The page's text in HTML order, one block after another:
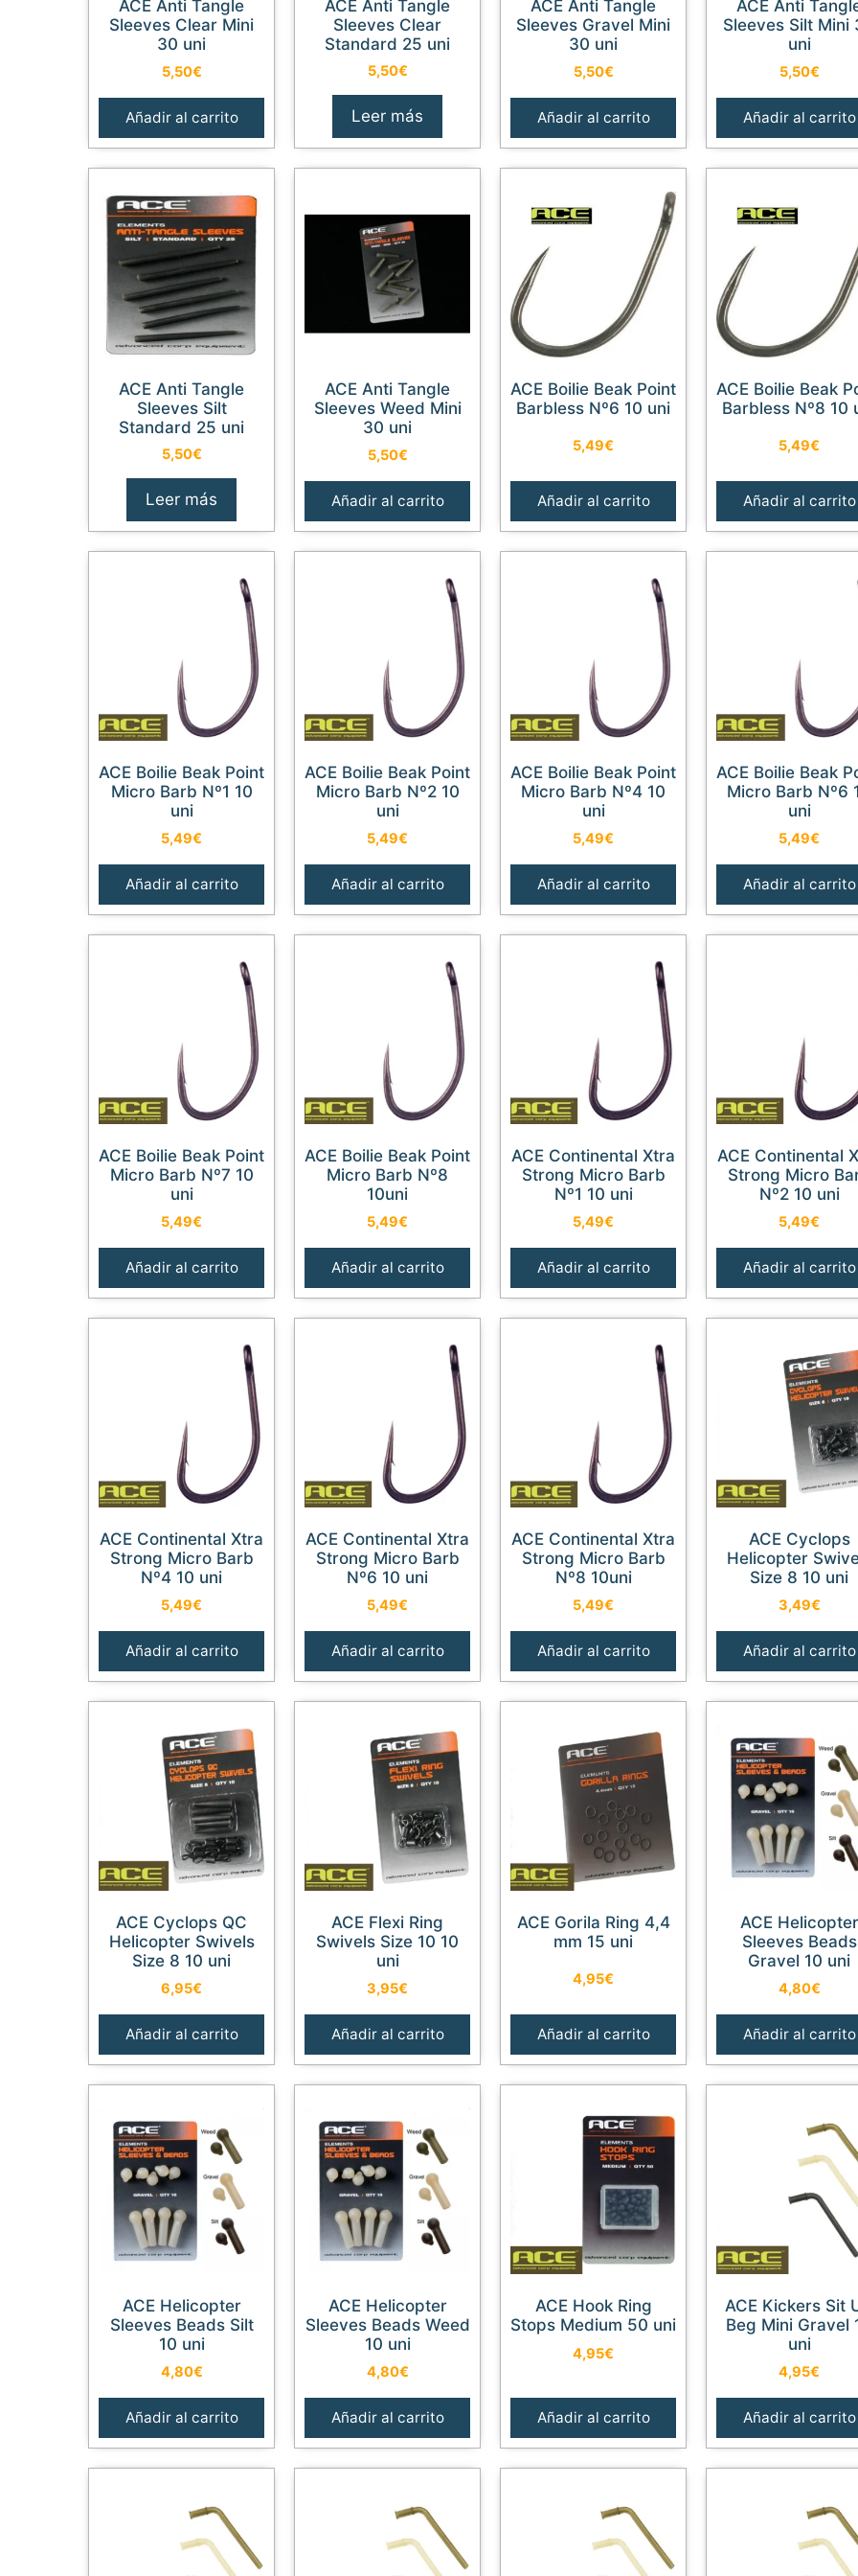
ACE Anti Tangle
Sleeves Clear Mini
30 uni
5,50€
Añadir al carrito
ACE Anti Tangle
Sleeves Clear
Standard 25 uni
5,50€
Leer más
ACE Anti Tangle
Sleeves Gravel Mini
30 uni
5,50€
Añadir al carrito
ACE Anti Tangle
Sleeves Silt Mini
uni
5,50€
Añadir al carrito
ACE Anti Tangle
Sleeves Silt
Standard 25 uni
5,50€
Leer más
ACE Anti Tangle
Sleeves Weed Mini
30 uni
5,50€
Añadir al carrito
ACE Boilie Beak Point
Barbless Nº6 10 uni
5,49€
Añadir al carrito
ACE Boilie Beak Point
Barbless Nº8 10
5,49€
Añadir al carrito
ACE Boilie Beak Point
Micro Barb Nº1 10
uni
5,49€
Añadir al carrito
ACE Boilie Beak Point
Micro Barb Nº2 10
uni
5,49€
Añadir al carrito
ACE Boilie Beak Point
Micro Barb Nº4 10
uni
5,49€
Añadir al carrito
ACE Boilie Beak Point
Micro Barb Nº6
uni
5,49€
Añadir al carrito
ACE Boilie Beak Point
Micro Barb Nº7 10
uni
5,49€
Añadir al carrito
ACE Boilie Beak Point
Micro Barb Nº8
10uni
5,49€
Añadir al carrito
ACE Continental Xtra
Strong Micro Barb
Nº1 10 uni
5,49€
Añadir al carrito
ACE Continental Xtra
Strong Micro
Nº2 10 uni
5,49€
Añadir al carrito
ACE Continental Xtra
Strong Micro Barb
Nº4 10 uni
5,49€
Añadir al carrito
ACE Continental Xtra
Strong Micro Barb
Nº6 10 uni
5,49€
Añadir al carrito
ACE Continental Xtra
Strong Micro Barb
Nº8 10uni
5,49€
Añadir al carrito
ACE Cyclops
Helicopter
Size 8 10 uni
3,49€
Añadir al carrito
ACE Cyclops QC
Helicopter Swivels
Size 8 10 uni
6,95€
Añadir al carrito
ACE Flexi Ring
Swivels Size 10 10
uni
3,95€
Añadir al carrito
ACE Gorila Ring 4,4
mm 15 uni
4,95€
Añadir al carrito
ACE Helicopter
Sleeves Beads
Gravel 10 uni
4,80€
Añadir al carrito
ACE Helicopter
Sleeves Beads Silt
10 uni
4,80€
Añadir al carrito
ACE Helicopter
Sleeves Beads Weed
10 uni
4,80€
Añadir al carrito
ACE Hook Ring
Stops Medium 50 uni
4,95€
Añadir al carrito
ACE Kickers Sit Up
Beg Mini Gravel
uni
4,95€
Añadir al carrito